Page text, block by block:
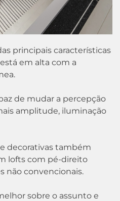
principais características
em alta com a
de mudar a percepção
amplitude, iluminação
decorativas também
lofts com pé-direito
não convencionais.
sobre o assunto e